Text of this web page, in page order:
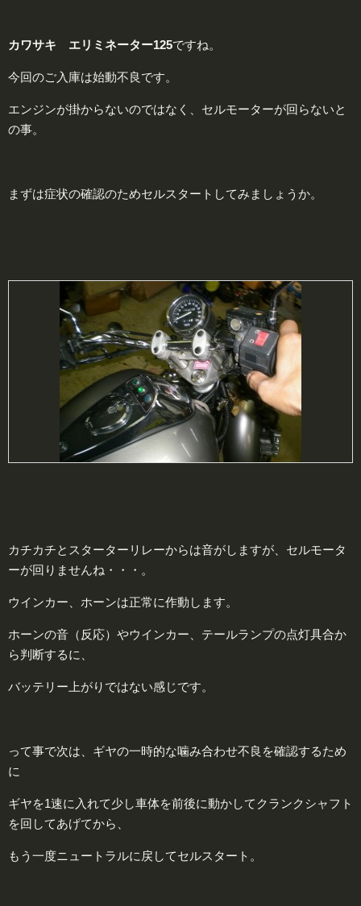
カワサキ エリミネーター125ですね。
今回のご入庫は始動不良です。
エンジンが掛からないのではなく、セルモーターが回らないと
の事。
まずは症状の確認のためセルスタートしてみましょうか。
カチカチとスターターリレーからは音がしますが、セルモータ
ーが回りませんね・・・。
ウインカー、ホーンは正常に作動します。
ホーンの音（反応）やウインカー、テールランプの点灯具合か
ら判断するに、
バッテリー上がりではない感じです。
って事で次は、ギヤの一時的な噛み合わせ不良を確認するため
に
ギヤを1速に入れて少し車体を前後に動かしてクランクシャフト
を回してあげてから、
もう一度ニュートラルに戻してセルスタート。